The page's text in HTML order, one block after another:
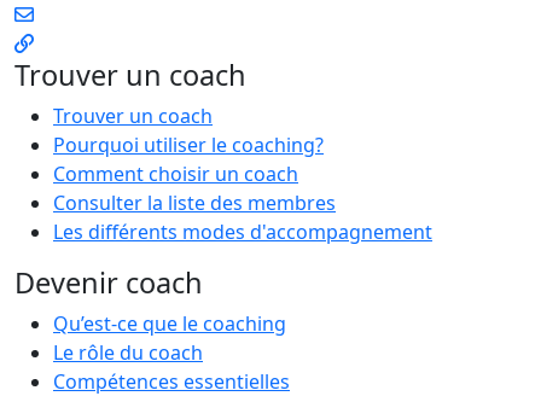
Trouver un coach
Trouver un coach
Pourquoi utiliser le coaching?
Comment choisir un coach
Consulter la liste des membres
Les différents modes d'accompagnement
Devenir coach
Qu’est-ce que le coaching
Le rôle du coach
Compétences essentielles